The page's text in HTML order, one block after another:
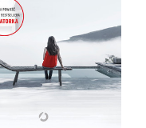
UTRACONA
JP DELANEY
OPRAWA MIĘKKA
49,99 ZŁ